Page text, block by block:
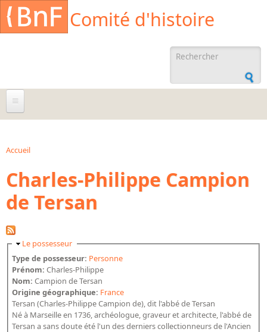
Aller au contenu principal
Comité d'histoire
recherche
À propos
Agenda
Ressources documentaires
Archives administratives
Bibliographie sur la BnF
Bibliographie historique de la Bibliothèque nationale de
France
Dictionnaire de la BnF
Accueil
Charles-Philippe Campion
de Tersan
Masquer
Le possesseur
Type de possesseur: Personne
Prénom:Charles-Philippe
Nom:Campion de Tersan
Origine géographique: France
Tersan (Charles-Philippe Campion de), dit l'abbé de Tersan
Né à Marseille en 1736, archéologue, graveur et architecte, l'abbé de
Tersan a sans doute été l'un des derniers collectionneurs de l'Ancien
Cookies management panel